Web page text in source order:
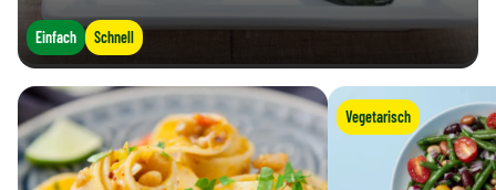
Einfach Schnell
Vegetarisch